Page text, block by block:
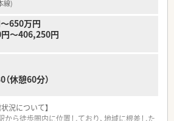
るだけでなく、社宅補助や住宅手当など福利厚
す。
】
9時から18時まで、土曜は9時から17時までの
他シフトによる休みがあり、ワークライフバ
ます。
すいです。
線)
650万円
～406,250円
（休憩60分）
況について】
ら徒歩圏内に位置しており、地域に根差した